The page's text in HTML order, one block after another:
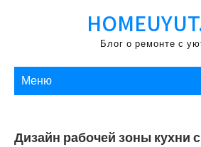
Блог о ремонте с
Меню
Дизайн рабочей зоны кухни